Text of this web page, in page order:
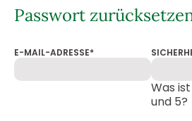
Passwort
PFLICHTFELD
E-MAIL-ADRESSE*
Was
und 5?